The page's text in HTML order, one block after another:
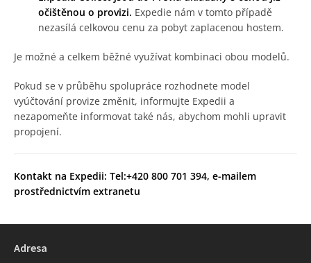
očištěnou o provizi. Expedie nám v tomto případě
nezasílá celkovou cenu za pobyt zaplacenou hostem.
Je možné a celkem běžné využívat kombinaci obou modelů.
Pokud se v průběhu spolupráce rozhodnete model
vyúčtování provize změnit, informujte Expedii a
nezapomeňte informovat také nás, abychom mohli upravit
propojení.
Kontakt na Expedii: Tel:+420 800 701 394, e-mailem
prostřednictvím extranetu
Adresa